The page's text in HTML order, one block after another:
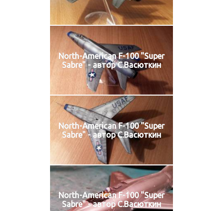
North-American F-100 "Super
Sabre" - автор С.Васюткин
North-American F-100 "Super
Sabre" - автор С.Васюткин
North-American F-100 "Super
Sabre" - автор С.Васюткин